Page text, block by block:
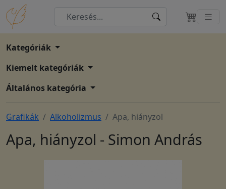
Kategóriák
Kiemelt kategóriák
Általános kategória
Grafikák Alkoholizmus Apa, hiányzol
Apa, hiányzol - Simon András